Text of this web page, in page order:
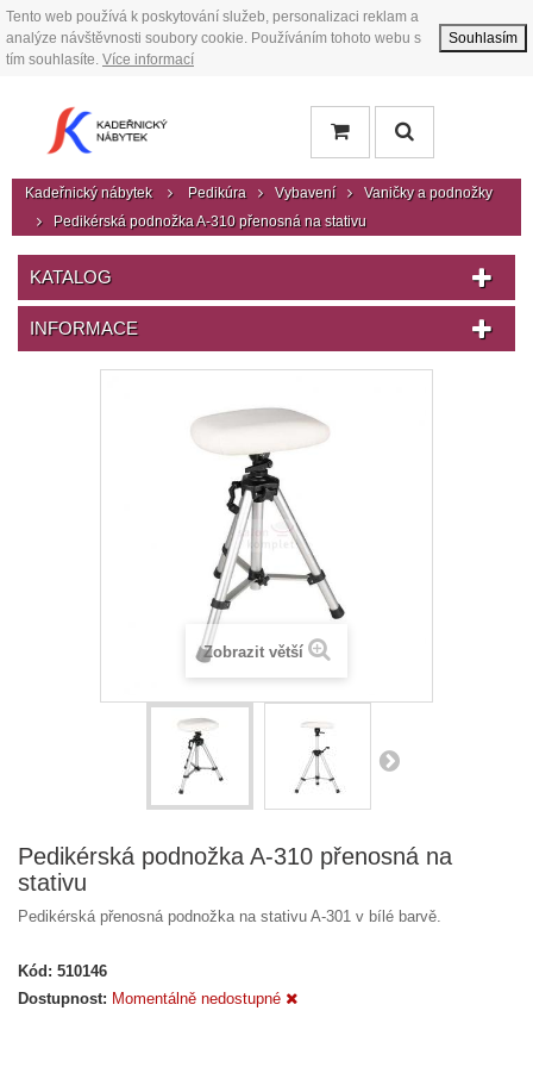
Tento web používá k poskytování služeb, personalizaci reklam a
analýze návštěvnosti soubory cookie. Používáním tohoto webu s
tím souhlasíte. Více informací
Souhlasím
Kadeřnický nábytek Pedikúra Vybavení
Vaničky a podnožky
Pedikérská podnožka A-310 přenosná na stativu
KATALOG
INFORMACE
Zobrazit větší
Pedikérská podnožka A-310 přenosná na
stativu
Pedikérská přenosná podnožka na stativu A-301 v bílé barvě.
Kód: 510146
Dostupnost: Momentálně nedostupné